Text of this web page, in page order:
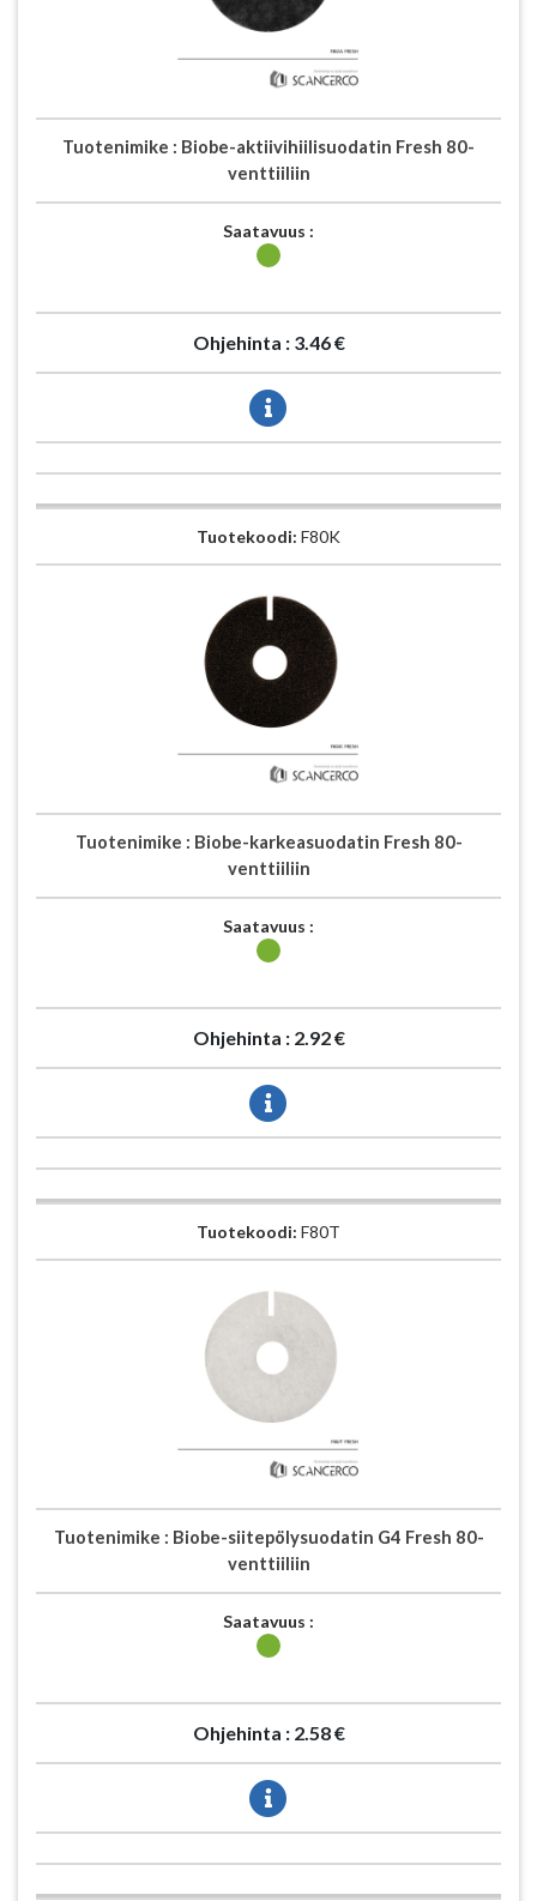
Tuotenimike : Biobe-aktiivihiilisuodatin Fresh 80-
venttiiliin
Saatavuus :
Ohjehinta : 3.46 €
Tuotekoodi: F80K
Tuotenimike : Biobe-karkeasuodatin Fresh 80-
venttiiliin
Saatavuus :
Ohjehinta : 2.92 €
Tuotekoodi: F80T
Tuotenimike : Biobe-siitepölysuodatin G4 Fresh 80-
venttiiliin
Saatavuus :
Ohjehinta : 2.58 €